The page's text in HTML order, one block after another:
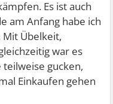
Es ist auch
am Anfang habe ich
Mit Übelkeit,
war es
gucken,
Einkaufen gehen